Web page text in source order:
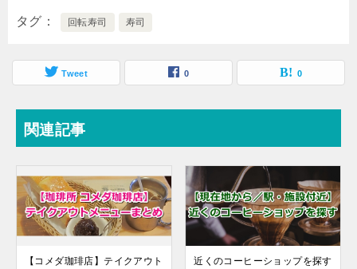
タグ 回転寿司 寿司
Tweet 0 0
関連記事
【コメダ珈琲店】テイクアウト
近くのコーヒーショップを探す